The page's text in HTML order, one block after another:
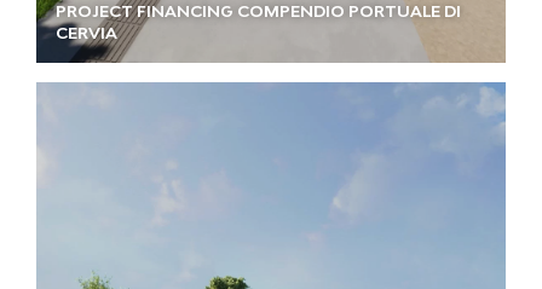
PROJECT FINANCING COMPENDIO PORTUALE DI
CERVIA